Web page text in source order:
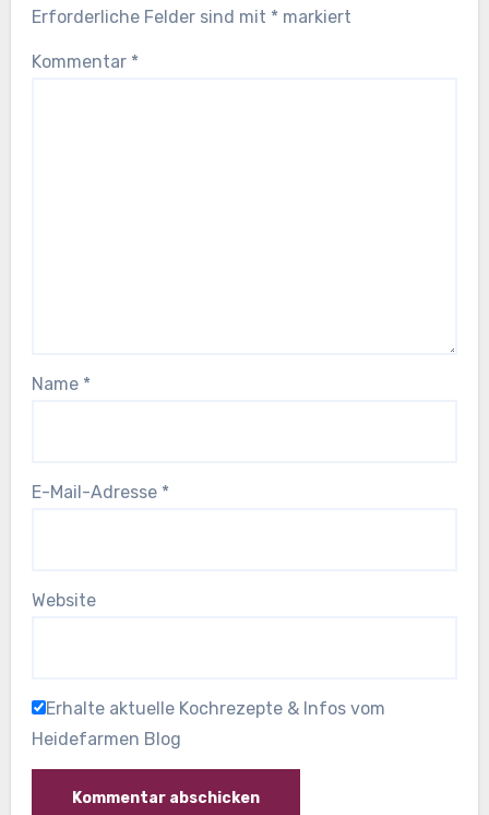
Erforderliche Felder sind mit * markiert
Kommentar *
Name *
E-Mail-Adresse *
Website
Erhalte aktuelle Kochrezepte & Infos vom
Heidefarmen Blog